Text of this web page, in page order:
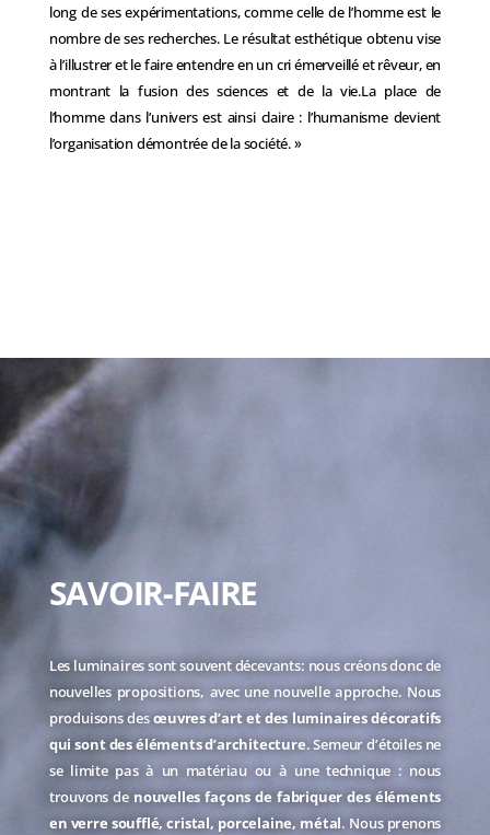
long de ses expérimentations, comme celle de l’homme est le
nombre de ses recherches. Le résultat esthétique obtenu vise
à l’illustrer et le faire entendre en un cri émerveillé et rêveur, en
montrant la fusion des sciences et de la vie.La place de
l’homme dans l’univers est ainsi claire : l’humanisme devient
l’organisation démontrée de la société. »
SAVOIR-FAIRE
Les luminaires sont souvent décevants: nous créons donc de
nouvelles propositions, avec une nouvelle approche. Nous
produisons desœuvres d’art et des luminaires décoratifs
qui sont des éléments d’architecture. Semeur d’étoiles ne
se limite pas à un matériau ou à une technique : nous
trouvons de nouvelles façons de fabriquer des éléments
en verre soufflé, cristal, porcelaine, métal. Nous prenons